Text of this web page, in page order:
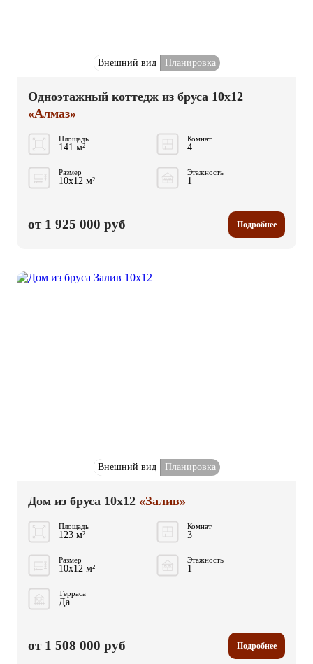
Внешний вид Планировка
Одноэтажный коттедж из бруса 10x12
«Алмаз»
Площадь
141 м²
Комнат
4
Размер
10x12 м²
Этажность
1
от 1 925 000 руб Подробнее
Внешний вид Планировка
Дом из бруса 10x12 «Залив»
Площадь
123 м²
Комнат
3
Размер
10x12 м²
Этажность
1
Терраса
Да
от 1 508 000 руб Подробнее